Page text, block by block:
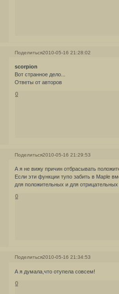
Поделиться2010-05-16 21:28:02
scorpion
Вот странное дело...
Ответы от авторов
0
Поделиться2010-05-16 21:29:53
А я не вижу причин отбрасывать
Если эти функции тупо забить в Maple
для положительных и для
0
Поделиться2010-05-16 21:34:53
А я думала,что отупела совсем!
0